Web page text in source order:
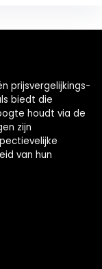
prijsvergelijkings-
biedt die
houdt via de
zijn
van hun